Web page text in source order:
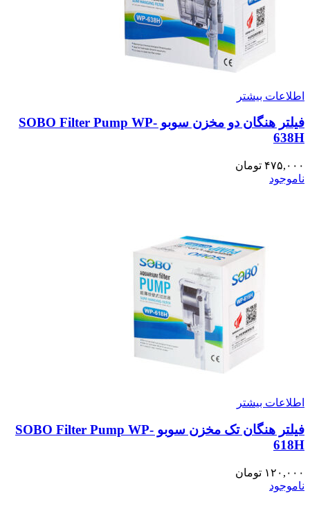
اطلاعات بیشتر
فیلتر هنگان دو مخزن سوبو SOBO Filter Pump WP-
638H
۴۷۵,۰۰۰ تومان
ناموجود
اطلاعات بیشتر
فیلتر هنگان تک مخزن سوبو SOBO Filter Pump WP-
618H
۱۲۰,۰۰۰ تومان
ناموجود